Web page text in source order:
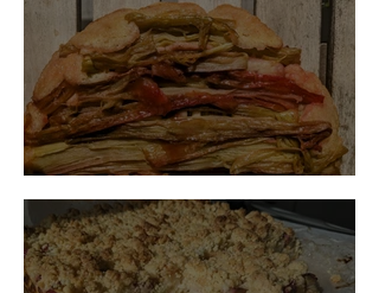
Gâteau renversé à la rhubarbe